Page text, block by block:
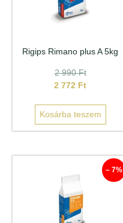
Rigips Rimano plus A 5kg
2 990Ft
2 772 Ft
Kosárba teszem
– 7%